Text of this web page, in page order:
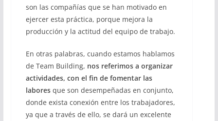
son las compañías que se han motivado en
ejercer esta práctica, porque mejora la
producción y la actitud del equipo de trabajo.
En otras palabras, cuando estamos hablamos
de Team Building, nos referimos a organizar
actividades, con el fin de fomentar las
laboresque son desempeñadas en conjunto,
donde exista conexión entre los trabajadores,
ya que a través de ello, se dará un excelente